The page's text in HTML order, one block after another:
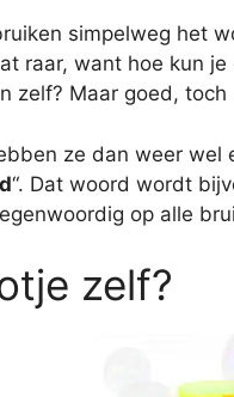
simpelweg het
raar, want hoe kun
zelf? Maar goed, toch
ze dan weer
“. Dat woord wordt
op alle
zelf?